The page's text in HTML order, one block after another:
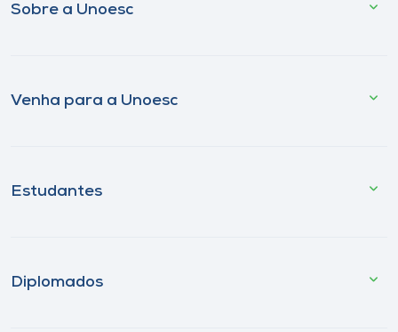
Sobre a Unoesc
Venha para a Unoesc
Estudantes
Diplomados